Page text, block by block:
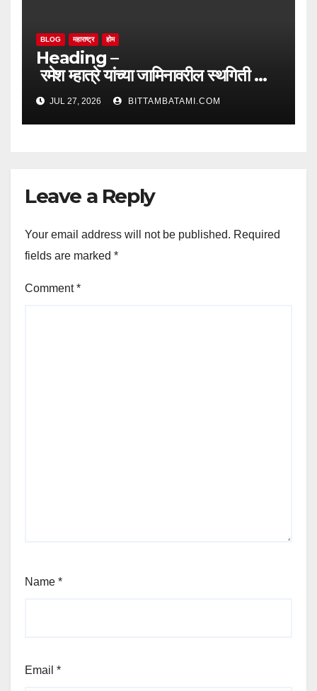
BLOG महाराष्ट्र होम
Heading –
रमेश म्हात्रे यांच्या जामिनावरील स्थगिती काय
म JUL 27, 2026 BITTAMBATAMI.COM
Leave a Reply
Your email address will not be published. Required
fields are marked *
Comment*
Name *
Email *